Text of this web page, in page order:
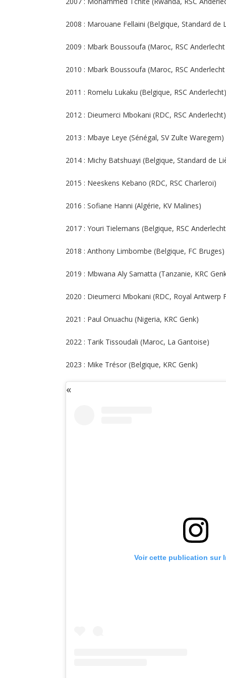
2008 : Marouane Fellaini (Belgique, Standard de
2009 : Mbark Boussoufa (Maroc, RSC Anderlecht
2010 : Mbark Boussoufa (Maroc, RSC Anderlecht
2011 : Romelu Lukaku (Belgique, RSC Anderlecht)
2012 : Dieumerci Mbokani (RDC, RSC Anderlecht)
2013 : Mbaye Leye (Sénégal, SV Zulte Waregem)
2014 : Michy Batshuayi (Belgique, Standard de
2015 : Neeskens Kebano (RDC, RSC Charleroi)
2016 : Sofiane Hanni (Algérie, KV Malines)
2017 : Youri Tielemans (Belgique, RSC
2018 : Anthony Limbombe (Belgique, FC Bruges)
2019 : Mbwana Aly Samatta (Tanzanie, KRC
2020 : Dieumerci Mbokani (RDC, Royal Antwerp
2021 : Paul Onuachu (Nigeria, KRC Genk)
2022 : Tarik Tissoudali (Maroc, La Gantoise)
2023 : Mike Trésor (Belgique, KRC Genk)
Voir cette publication sur